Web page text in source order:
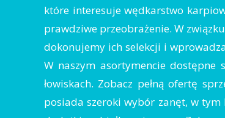
które interesuje wędkarstwo
prawdziwe przeobrażenie. W
dokonujemy ich selekcji i
W naszym asortymencie
łowiskach. Zobacz pełną ofertę
posiada szeroki wybór zanęt, w tym